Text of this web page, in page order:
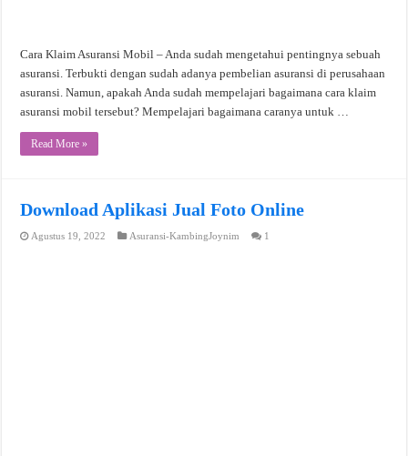
Cara Klaim Asuransi Mobil – Anda sudah mengetahui pentingnya sebuah
asuransi. Terbukti dengan sudah adanya pembelian asuransi di perusahaan
asuransi. Namun, apakah Anda sudah mempelajari bagaimana cara klaim
asuransi mobil tersebut? Mempelajari bagaimana caranya untuk …
Read More »
Download Aplikasi Jual Foto Online
Agustus 19, 2022 Asuransi-KambingJoynim 1